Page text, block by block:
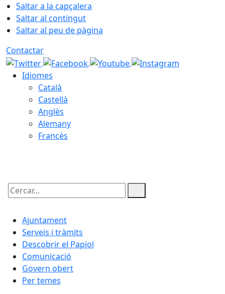
Saltar a la capçalera
Saltar al contingut
Saltar al peu de pàgina
Contactar
Idiomes
Català
Castellà
Anglès
Alemany
Francès
Cercar:
Ajuntament
Serveis i tràmits
Descobrir el Papiol
Comunicació
Govern obert
Per temes